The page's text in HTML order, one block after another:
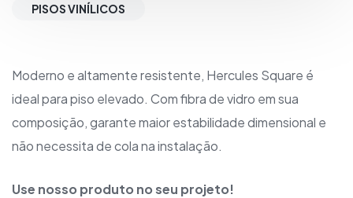
PISOS VINÍLICOS
Moderno e altamente resistente, Hercules Square é
ideal para piso elevado. Com fibra de vidro em sua
composição, garante maior estabilidade dimensional e
não necessita de cola na instalação.
Use nosso produto no seu projeto!